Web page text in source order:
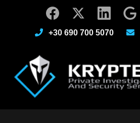
+30 690 700 5070